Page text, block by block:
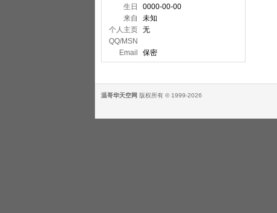
生日
0000-00-00
来自
未知
个人主页 无
QQ/MSN
Email
保密
温哥华天空网 版权所有 © 1999-2026